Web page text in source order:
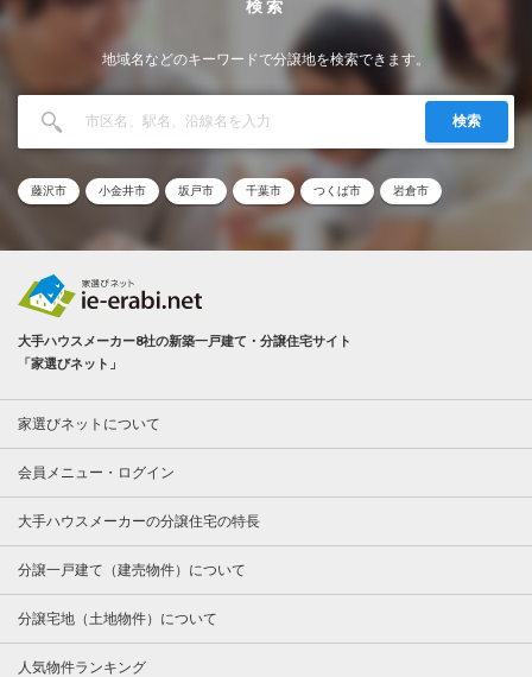
検索
地域名などのキーワードで分譲地を検索できます。
検索
藤沢市 小金井市 坂戸市 千葉市 つくば市 岩倉市
大手ハウスメーカー8社の新築一戸建て・分譲住宅サイト
「家選びネット」
家選びネットについて
会員メニュー・ログイン
大手ハウスメーカーの分譲住宅の特長
分譲一戸建て（建売物件）について
分譲宅地（土地物件）について
人気物件ランキング